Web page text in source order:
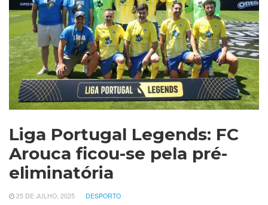
Liga Portugal Legends: FC
Arouca ficou-se pela pré-
eliminatória
25 DE JULHO, 2025 DESPORTO